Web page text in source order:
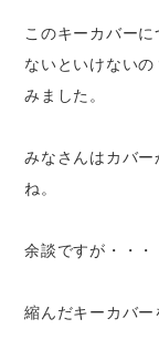
このキーカバー
ないといけない
みました。
みなさんはカバ
ね。
余談ですが・・・
縮んだキーカバ